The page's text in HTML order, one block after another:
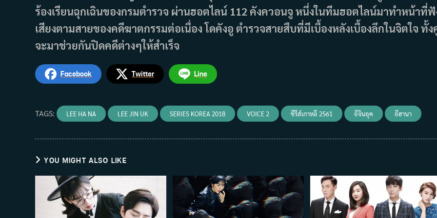
ร้องเรียนฉุกเฉินของกรมตำรวจ ผ่านฮอตไลน์ 112 คังควอนจู หนึ่งในทีมฮอตไลน์มาทำหน้าที่ฟั
เสียงตามสายของคดีฆาตกรรมต่อเนื่อง โดคังอู ตำรวจสายสืบที่มีเบื้องหลังเบื้องลึกในจิตใจ ทั้ง
จะมาช่วยกันปิดคดีต่างๆให้สำเร็จ
Facebook Twitter Line
TAGS: LEE HA NA LEE JIN UK SERIES KOREA 2018 VOICE 2 ซีรีส์เกาหลี 2561 อีจินอุค อีฮานา
YOU MIGHT ALSO LIKE